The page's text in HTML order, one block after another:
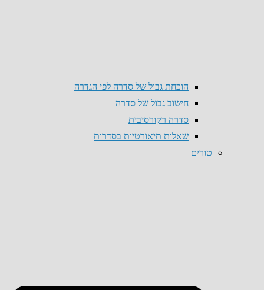
הוכחת גבול של סדרה לפי הגדרה
חישוב גבול של סדרה
סדרה רקורסיבית
שאלות תיאורטיות בסדרות
טורים